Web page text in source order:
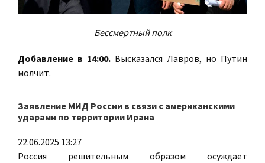
Бессмертный полк
Добавление в 14:00. Высказался Лавров, но Путин
молчит.
Заявление МИД России в связи с американскими
ударами по территории Ирана
22.06.2025 13:27
Россия решительным образом осуждает